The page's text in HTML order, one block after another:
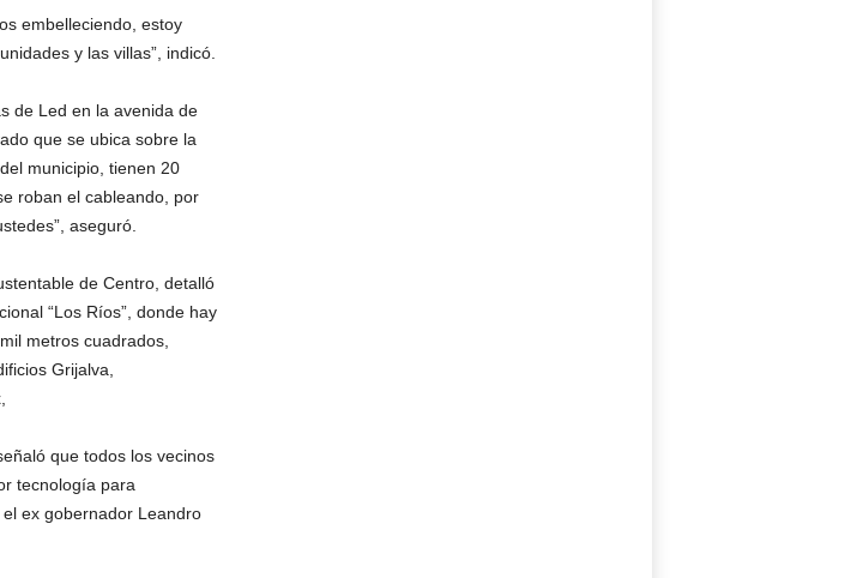
embelleciendo, estoy
y las villas”, indicó.
de Led en la avenida de
que se ubica sobre la
municipio, tienen 20
roban el cableando, por
aseguró.
de Centro, detalló
“Los Ríos”, donde hay
metros cuadrados,
Grijalva,
que todos los vecinos
tecnología para
ex gobernador Leandro